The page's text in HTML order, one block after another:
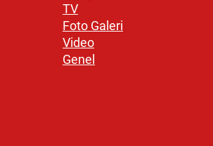
TV
Foto Galeri
Video
Genel